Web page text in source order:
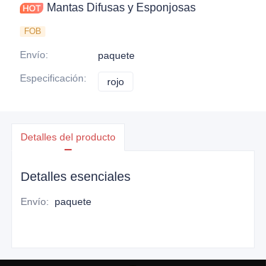
Mantas Difusas y Esponjosas
FOB
Envío:
paquete
Especificación: rojo
Detalles del producto
Detalles esenciales
Envío: paquete